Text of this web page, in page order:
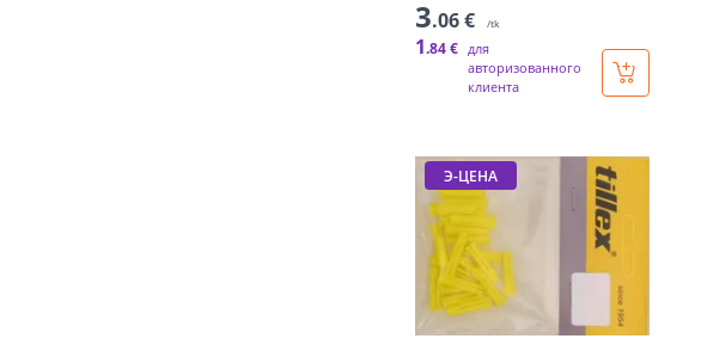
3.06 € /tk
1.84 € для
авторизованного
клиента
Э-ЦЕНА